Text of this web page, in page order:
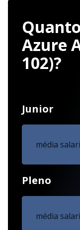
Azure
102)?
Junior
média
Pleno
média